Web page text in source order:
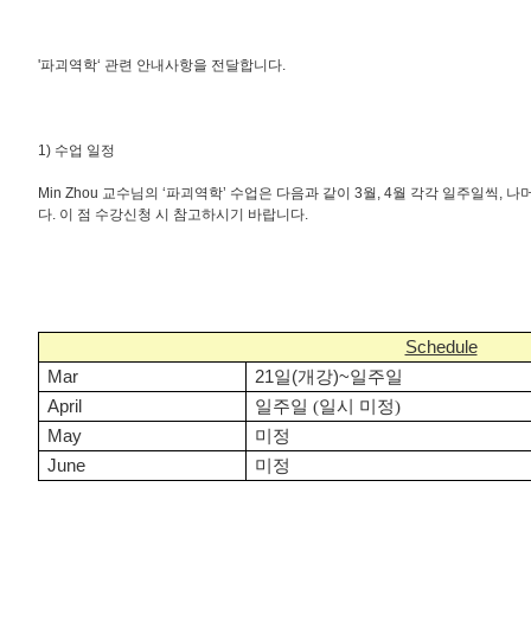
'파괴역학‘ 관련 안내사항을 전달합니다.
1) 수업 일정
Min Zhou 교수님의 ‘파괴역학’ 수업은 다음과 같이 3월, 4월 각각 일주일씩,
다. 이 점 수강신청 시 참고하시기 바랍니다.
Schedule
Mar
21일(개강)~일주일
April
일주일 (일시 미정)
May
미정
June
미정